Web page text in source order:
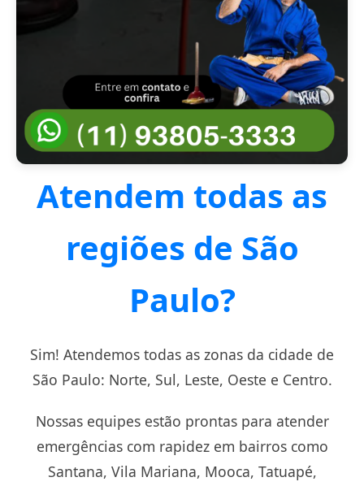
Atendem todas as
regiões de São
Paulo?
Sim! Atendemos todas as zonas da cidade de
São Paulo: Norte, Sul, Leste, Oeste e Centro.
Nossas equipes estão prontas para atender
emergências com rapidez em bairros como
Santana, Vila Mariana, Mooca, Tatuapé,